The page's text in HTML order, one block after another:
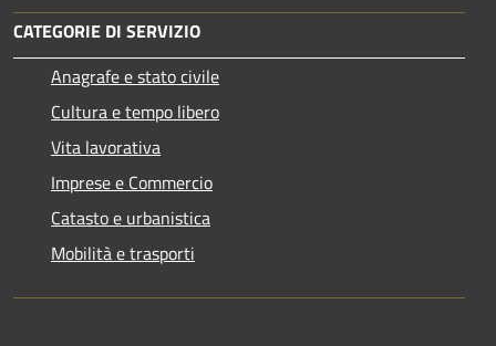
CATEGORIE DI SERVIZIO
Anagrafe e stato civile
Cultura e tempo libero
Vita lavorativa
Imprese e Commercio
Catasto e urbanistica
Mobilità e trasporti